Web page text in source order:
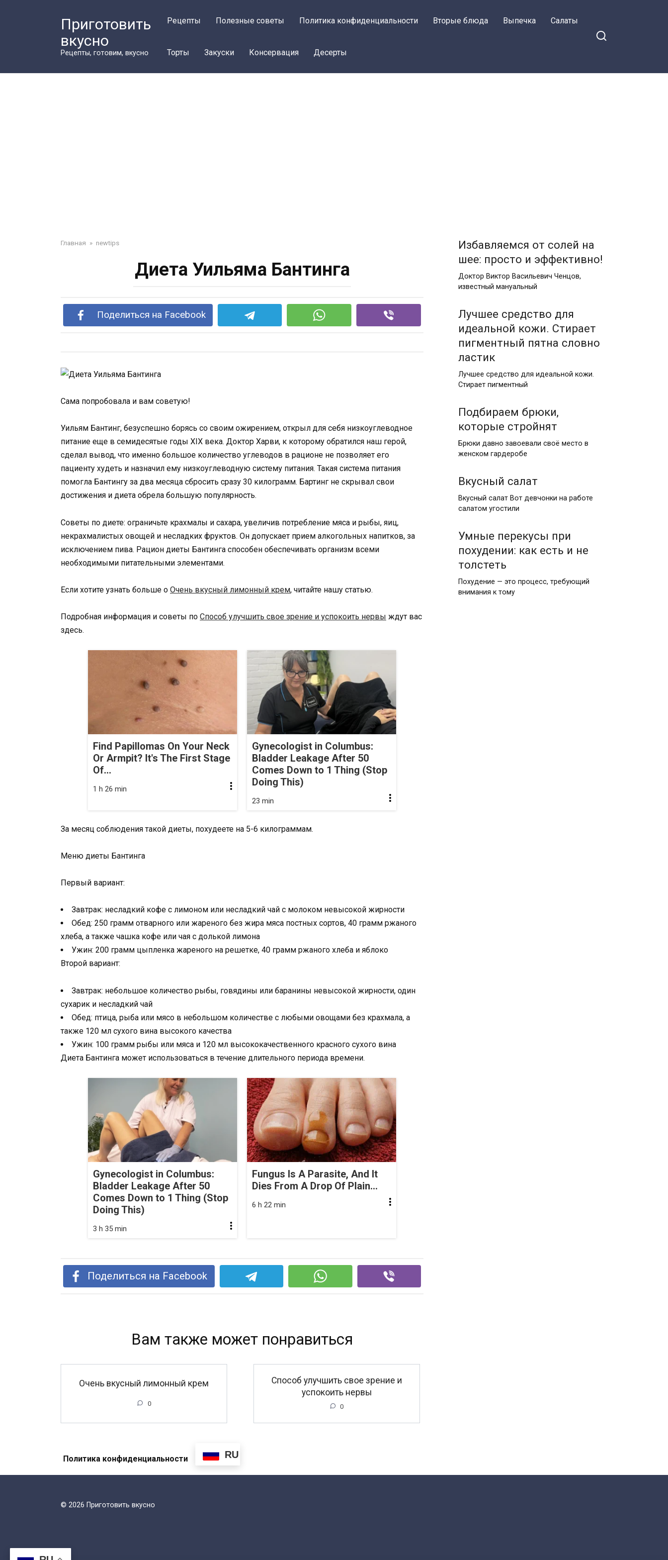
Приготовить
вкусно
Рецепты, готовим, вкусно
Рецепты Полезные советы Политика конфиденциальности Вторые блюда Выпечка Салаты
Торты Закуски Консервация Десерты
Главная » newtips
Диета Уильяма Бантинга
Поделиться на Facebook
Сама попробовала и вам советую!
Уильям Бантинг, безуспешно борясь со своим ожирением, открыл для себя низкоуглеводное
питание еще в семидесятые годы XIX века. Доктор Харви, к которому обратился наш герой,
сделал вывод, что именно большое количество углеводов в рационе не позволяет его
пациенту худеть и назначил ему низкоуглеводную систему питания. Такая система питания
помогла Бантингу за два месяца сбросить сразу 30 килограмм. Бартинг не скрывал свои
достижения и диета обрела большую популярность.
Советы по диете: ограничьте крахмалы и сахара, увеличив потребление мяса и рыбы, яиц,
некрахмалистых овощей и несладких фруктов. Он допускает прием алкогольных напитков, за
исключением пива. Рацион диеты Бантинга способен обеспечивать организм всеми
необходимыми питательными элементами.
Если хотите узнать больше о Очень вкусный лимонный крем, читайте нашу статью.
Подробная информация и советы по Способ улучшить свое зрение и успокоить нервы ждут вас
здесь.
Find Papillomas On Your Neck
Or Armpit? It's The First Stage
Of...
1 h 26 min
Gynecologist in Columbus:
Bladder Leakage After 50
Comes Down to 1 Thing (Stop
Doing This)
23 min
За месяц соблюдения такой диеты, похудеете на 5-6 килограммам.
Меню диеты Бантинга
Первый вариант:
Завтрак: несладкий кофе с лимоном или несладкий чай с молоком невысокой жирности
Обед: 250 грамм отварного или жареного без жира мяса постных сортов, 40 грамм ржаного
хлеба, а также чашка кофе или чая с долькой лимона
Ужин: 200 грамм цыпленка жареного на решетке, 40 грамм ржаного хлеба и яблоко
Второй вариант:
Завтрак: небольшое количество рыбы, говядины или баранины невысокой жирности, один
сухарик и несладкий чай
Обед: птица, рыба или мясо в небольшом количестве с любыми овощами без крахмала, а
также 120 мл сухого вина высокого качества
Ужин: 100 грамм рыбы или мяса и 120 мл высококачественного красного сухого вина
Диета Бантинга может использоваться в течение длительного периода времени.
Gynecologist in Columbus:
Bladder Leakage After 50
Comes Down to 1 Thing (Stop
Doing This)
3 h 35 min
Fungus Is A Parasite, And It
Dies From A Drop Of Plain...
6 h 22 min
Поделиться на Facebook
Вам также может понравиться
Очень вкусный лимонный крем
0
Способ улучшить свое зрение и
успокоить нервы
0
Избавляемся от солей на
шее: просто и эффективно!
Доктор Виктор Васильевич Ченцов,
известный мануальный
Лучшее средство для
идеальной кожи. Стирает
пигментный пятна словно
ластик
Лучшее средство для идеальной кожи.
Стирает пигментный
Подбираем брюки,
которые стройнят
Брюки давно завоевали своё место в
женском гардеробе
Вкусный салат
Вкусный салат Вот девчонки на работе
салатом угостили
Умные перекусы при
похудении: как есть и не
толстеть
Похудение — это процесс, требующий
внимания к тому
Политика конфиденциальности RU
© 2026 Приготовить вкусно